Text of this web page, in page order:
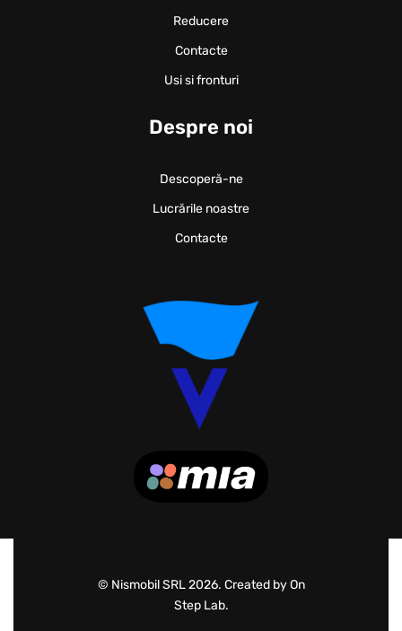
Reducere
Contacte
Usi si fronturi
Despre noi
Descoperă-ne
Lucrările noastre
Contacte
© Nismobil SRL 2026. Created by On
Step Lab.